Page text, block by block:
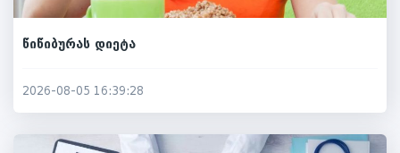
წიწიბურას დიეტა
2026-08-05 16:39:28